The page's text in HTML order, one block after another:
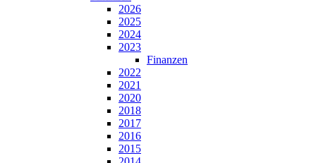
2026
2025
2024
2023
Finanzen
2022
2021
2020
2018
2017
2016
2015